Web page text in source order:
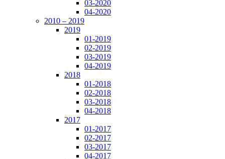
03-2020
04-2020
2010 – 2019
2019
01-2019
02-2019
03-2019
04-2019
2018
01-2018
02-2018
03-2018
04-2018
2017
01-2017
02-2017
03-2017
04-2017